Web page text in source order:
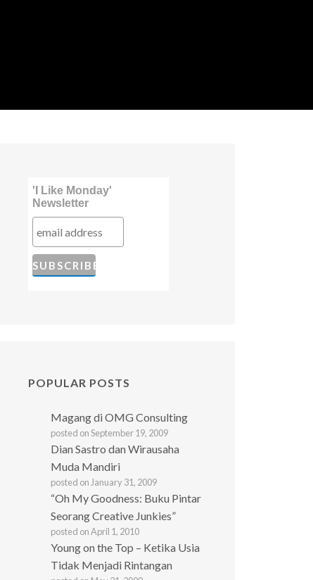
'I Like Monday'
Newsletter
POPULAR POSTS
Magang di OMG Consulting
posted on September 19, 2009
Dian Sastro dan Wirausaha
Muda Mandiri
posted on January 31, 2009
“Oh My Goodness: Buku Pintar
Seorang Creative Junkies”
posted on April 1, 2010
Young on the Top – Ketika Usia
Tidak Menjadi Rintangan